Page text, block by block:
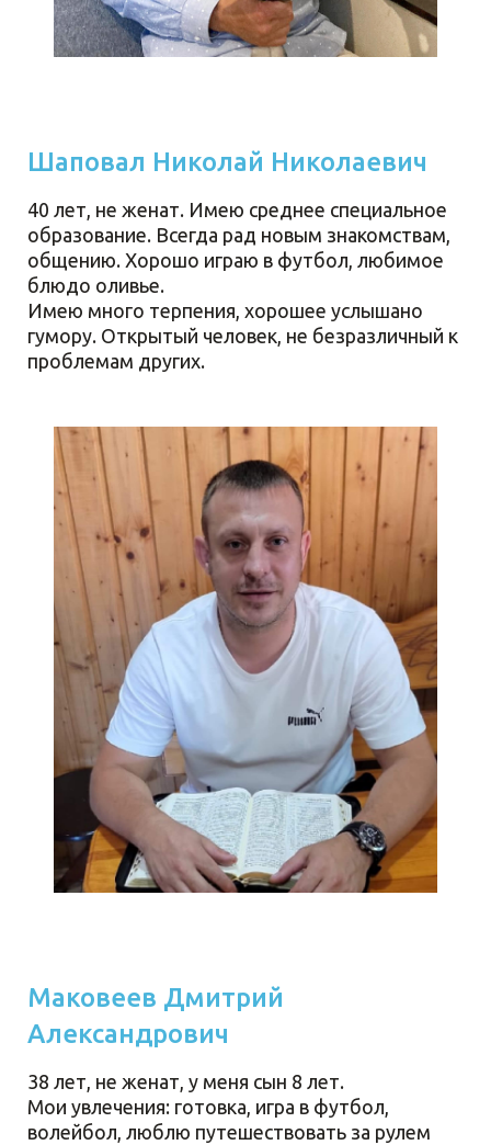
Шаповал Николай Николаевич
40 лет, не женат. Имею среднее специальное
образование. Всегда рад новым знакомствам,
общению. Хорошо играю в футбол, любимое
блюдо оливье.
Имею много терпения, хорошее услышано
гумору. Открытый человек, не безразличный к
проблемам других.
Маковеев Дмитрий
Александрович
38 лет, не женат, у меня сын 8 лет.
Мои увлечения: готовка, игра в футбол,
волейбол, люблю путешествовать за рулем